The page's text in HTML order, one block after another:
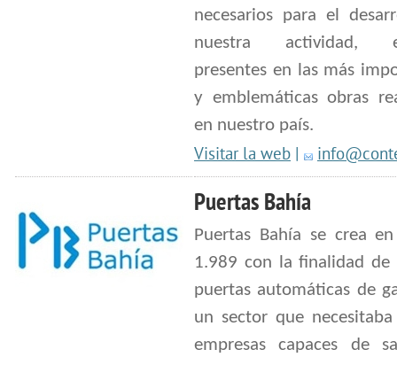
necesarios para el
nuestra actividad,
presentes en las más
y emblemáticas obras
en nuestro país.
Visitar la web |
Puertas Bahía
Puertas Bahía se crea
1.989 con la finalidad de
puertas automáticas de
un sector que necesitaba
empresas capaces de